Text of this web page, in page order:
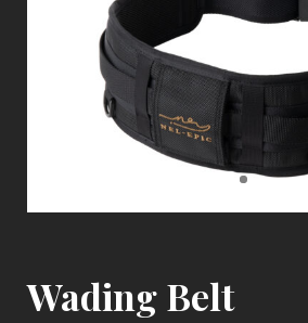
Wading Belt